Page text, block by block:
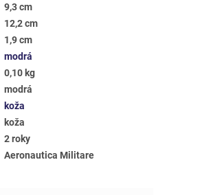
9,3 cm
12,2 cm
1,9 cm
modrá
0,10 kg
modrá
koža
koža
2 roky
Aeronautica Militare